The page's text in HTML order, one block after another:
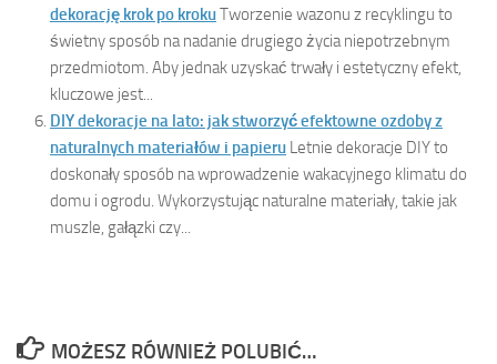
dekorację krok po krokuTworzenie wazonu z recyklingu to
świetny sposób na nadanie drugiego życia niepotrzebnym
przedmiotom. Aby jednak uzyskać trwały i estetyczny efekt,
kluczowe jest...
DIY dekoracje na lato: jak stworzyć efektowne ozdoby z
naturalnych materiałów i papieru Letnie dekoracje DIY to
doskonały sposób na wprowadzenie wakacyjnego klimatu do
domu i ogrodu. Wykorzystując naturalne materiały, takie jak
muszle, gałązki czy...
MOŻESZ RÓWNIEŻ POLUBIĆ…